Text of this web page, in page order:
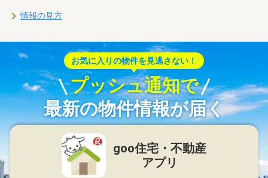
情報の見方
お気に入りの物件を見逃さない！
プッシュ通知で
最新の物件情報が届く
goo住宅・不動産
アプリ